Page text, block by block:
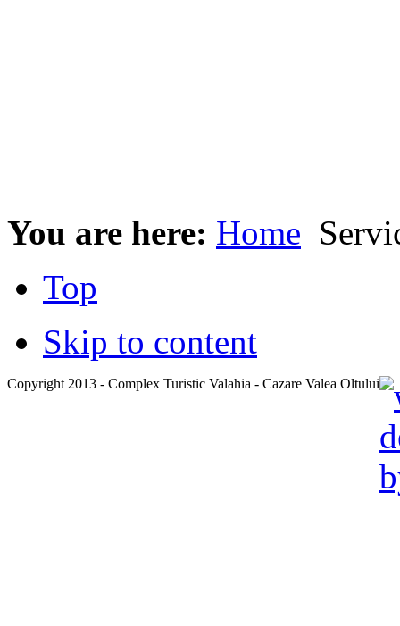
You are here: Home
Top
Skip to content